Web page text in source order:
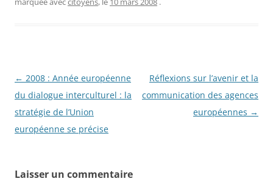
Navigation
des
articles
← 2008 : Année européenne
du dialogue interculturel : la
stratégie de l’Union
européenne se précise
Réflexions sur l’avenir et la
communication des agences
européennes →
Laisser un commentaire